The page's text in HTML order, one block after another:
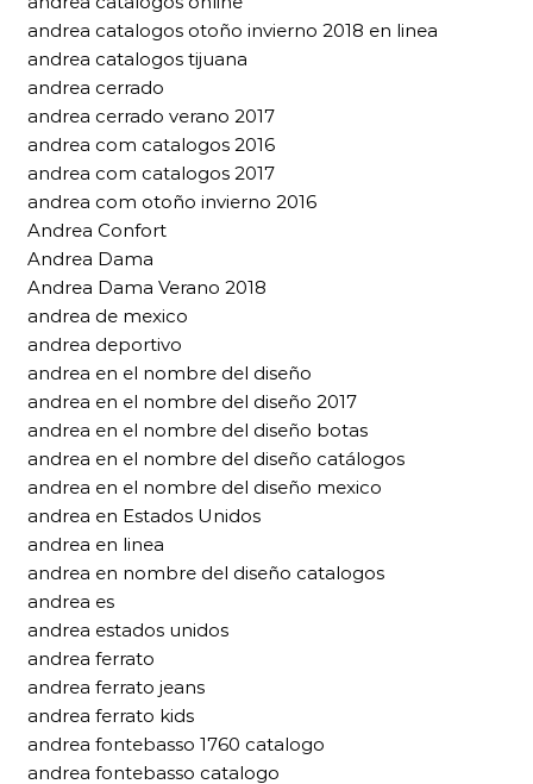
andrea catalogos otoño invierno 2018 en linea
andrea catalogos tijuana
andrea cerrado
andrea cerrado verano 2017
andrea com catalogos 2016
andrea com catalogos 2017
andrea com otoño invierno 2016
Andrea Confort
Andrea Dama
Andrea Dama Verano 2018
andrea de mexico
andrea deportivo
andrea en el nombre del diseño
andrea en el nombre del diseño 2017
andrea en el nombre del diseño botas
andrea en el nombre del diseño catálogos
andrea en el nombre del diseño mexico
andrea en Estados Unidos
andrea en linea
andrea en nombre del diseño catalogos
andrea es
andrea estados unidos
andrea ferrato
andrea ferrato jeans
andrea ferrato kids
andrea fontebasso 1760 catalogo
andrea fontebasso catalogo